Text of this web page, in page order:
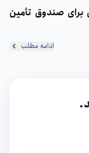
برای صندوق تأمین
ادامه مطلب